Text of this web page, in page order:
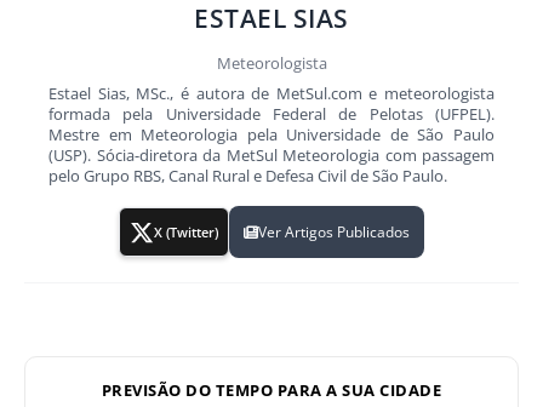
ESTAEL SIAS
Meteorologista
Estael Sias, MSc., é autora de MetSul.com e meteorologista
formada pela Universidade Federal de Pelotas (UFPEL).
Mestre em Meteorologia pela Universidade de São Paulo
(USP). Sócia-diretora da MetSul Meteorologia com passagem
pelo Grupo RBS, Canal Rural e Defesa Civil de São Paulo.
X (Twitter) Ver Artigos Publicados
PREVISÃO DO TEMPO PARA A SUA CIDADE